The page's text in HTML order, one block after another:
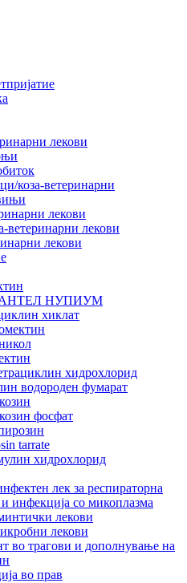
лекови
коза-ветеринарни
лекови
лекови
лекови
НУПИУМ
хиклат
хидрохлорид
водороден фумарат
фосфат
tarrate
хидрохлорид
лек за респираторна
и инфекција со микоплазма
лекови
лекови
во трагови и дополнување на
во прав